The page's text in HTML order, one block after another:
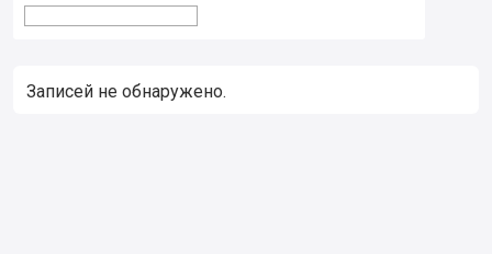
Записей не обнаружено.